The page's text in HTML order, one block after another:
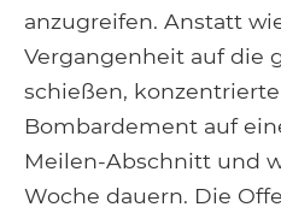
anzugreifen. Anstatt
Vergangenheit auf die
schießen,
Bombardement auf
Meilen-Abschnitt und
Woche dauern. Die